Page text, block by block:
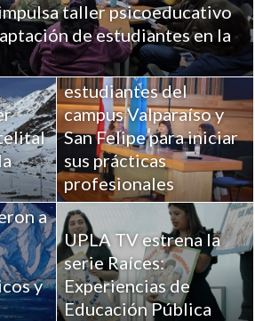
taller psicoeducativo
de estudiantes en la
UPLA entrega
herramientas clave a
más de 100
estudiantes del
campus Valparaíso y
San Felipe para iniciar
sus prácticas
profesionales
a
y
UPLA TV estrena la
serie Raíces:
Experiencias de
Educación Pública